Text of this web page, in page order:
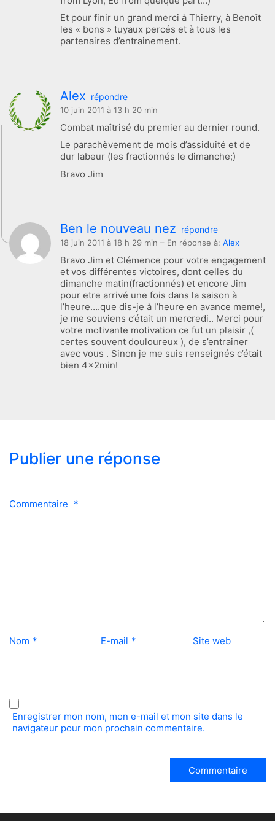
Et pour finir un grand merci à Thierry, à Benoît
les « bons » tuyaux percés et à tous les
partenaires d’entrainement.
Alex répondre
10 juin 2011 à 13 h 20 min
Combat maîtrisé du premier au dernier round.
Le parachèvement de mois d’assiduité et de
dur labeur (les fractionnés le dimanche;)
Bravo Jim
Ben le nouveau nez répondre
18 juin 2011 à 18 h 29 min – En réponse à: Alex
Bravo Jim et Clémence pour votre engagement
et vos différentes victoires, dont celles du
dimanche matin(fractionnés) et encore Jim
pour etre arrivé une fois dans la saison à
l’heure….que dis-je à l’heure en avance meme!,
je me souviens c’était un mercredi.. Merci pour
votre motivante motivation ce fut un plaisir ,(
certes souvent douloureux ), de s’entrainer
avec vous . Sinon je me suis renseignés c’était
bien 4x2min!
Publier une réponse
Commentaire *
Nom * E-mail * Site web
Enregistrer mon nom, mon e-mail et mon site dans le
navigateur pour mon prochain commentaire.